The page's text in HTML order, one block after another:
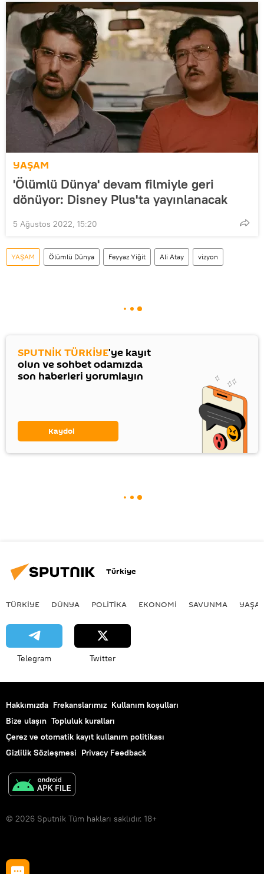
YAŞAM
'Ölümlü Dünya' devam filmiyle geri
dönüyor: Disney Plus'ta yayınlanacak
5 Ağustos 2022, 15:20
YAŞAM Ölümlü Dünya Feyyaz Yiğit Ali Atay vizyon
SPUTNİK TÜRKİYE'ye kayıt
olun ve sohbet odamızda
son haberleri yorumlayın
Kaydol
Türkiye
TÜRKIYE DÜNYA POLİTİKA EKONOMİ SAVUNMA
Telegram Twitter
Hakkımızda Frekanslarımız Kullanım koşulları
Bize ulaşın Topluluk kuralları
Çerez ve otomatik kayıt kullanım politikası
Gizlilik Sözleşmesi Privacy Feedback
© 2026 Sputnik Tüm hakları saklıdır. 18+